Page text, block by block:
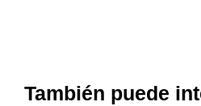
También puede